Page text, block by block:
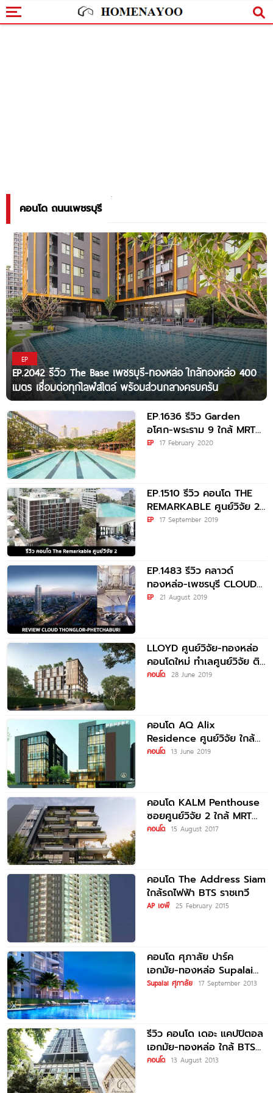
คอนโด ถนนเพชรบุรี
EP
EP.2042 รีวิว The Base เพชรบุรี-ทองหล่อ ใกล้ทองหล่อ 400
เมตร เชื่อมต่อทุกไลฟ์สไตล์ พร้อมส่วนกลางครบครัน
EP.1636 รีวิว Garden
อโศก-พระราม 9 ใกล้ MRT
พระราม 9 เริ่ม
EP 17 February 2020
EP.1510 รีวิว คอนโด THE
REMARKABLE ศูนย์วิจัย 2
ใกล้ MRT พระราม
EP 17 September 2019
EP.1483 รีวิว คลาวด์
ทองหล่อ-เพชรบุรี CLOUD
Thonglor-Phetchaburi
EP 21 August 2019
LLOYD ศูนย์วิจัย-ทองหล่อ
คอนโดใหม่ ทำเลศูนย์วิจัย ติด
รพ.กรุงเทพ เริ่ม 2.49 ล้าน*
คอนโด 28 June 2019
คอนโด AQ Alix
Residence ศูนย์วิจัย ใกล้
MRT พระราม 9
คอนโด 13 June 2019
คอนโด KALM Penthouse
ซอยศูนย์วิจัย 2 ใกล้ MRT
พระราม 9
คอนโด 15 August 2017
คอนโด The Address Siam
ใกล้รถไฟฟ้า BTS ราชเทวี
AP เอพี 25 February 2015
คอนโด ศุภาลัย ปาร์ค
เอกมัย-ทองหล่อ Supalai
Park Ekkamai-Thonglor
Supalai ศุภาลัย 17 September 2013
รีวิว คอนโด เดอะ แคปปิตอล
เอกมัย-ทองหล่อ ใกล้ BTS
ทองหล่อ
คอนโด 13 August 2013